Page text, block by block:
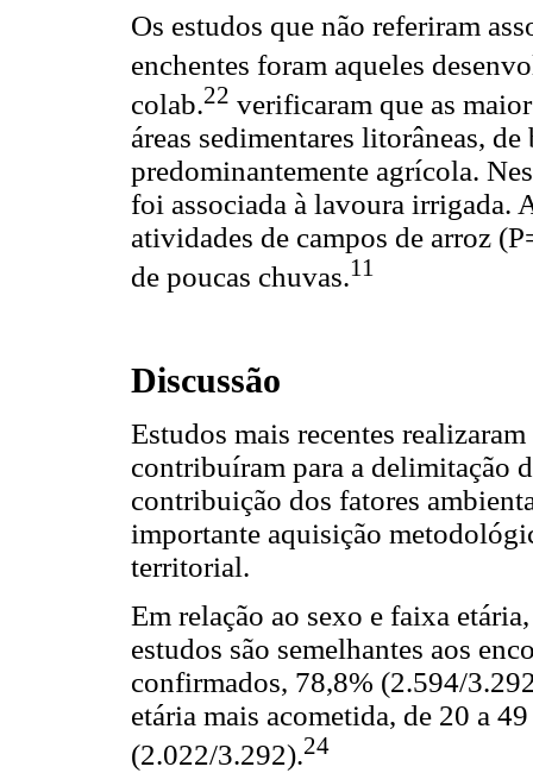
Os estudos que não referiram
enchentes foram aqueles
colab.22 verificaram que as
áreas sedimentares litorâneas,
predominantemente agrícola.
foi associada à lavoura irrigada.
atividades de campos de arroz
de poucas chuvas.11
Discussão
Estudos mais recentes
contribuíram para a delimitação
contribuição dos fatores
importante aquisição
territorial.
Em relação ao sexo e faixa
estudos são semelhantes aos
confirmados, 78,8% (2.594/
etária mais acometida, de 20 a
(2.022/3.292).24